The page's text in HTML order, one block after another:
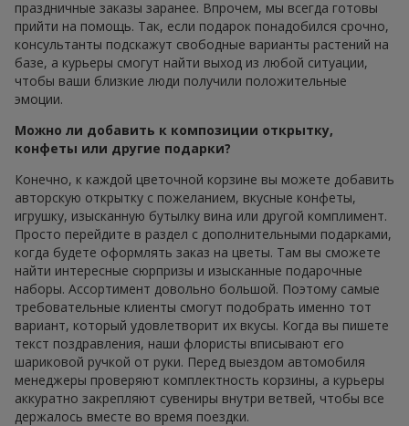
праздничные заказы заранее. Впрочем, мы всегда готовы
прийти на помощь. Так, если подарок понадобился срочно,
консультанты подскажут свободные варианты растений на
базе, а курьеры смогут найти выход из любой ситуации,
чтобы ваши близкие люди получили положительные
эмоции.
Можно ли добавить к композиции открытку,
конфеты или другие подарки?
Конечно, к каждой цветочной корзине вы можете добавить
авторскую открытку с пожеланием, вкусные конфеты,
игрушку, изысканную бутылку вина или другой комплимент.
Просто перейдите в раздел с дополнительными подарками,
когда будете оформлять заказ на цветы. Там вы сможете
найти интересные сюрпризы и изысканные подарочные
наборы. Ассортимент довольно большой. Поэтому самые
требовательные клиенты смогут подобрать именно тот
вариант, который удовлетворит их вкусы. Когда вы пишете
текст поздравления, наши флористы вписывают его
шариковой ручкой от руки. Перед выездом автомобиля
менеджеры проверяют комплектность корзины, а курьеры
аккуратно закрепляют сувениры внутри ветвей, чтобы все
держалось вместе во время поездки.